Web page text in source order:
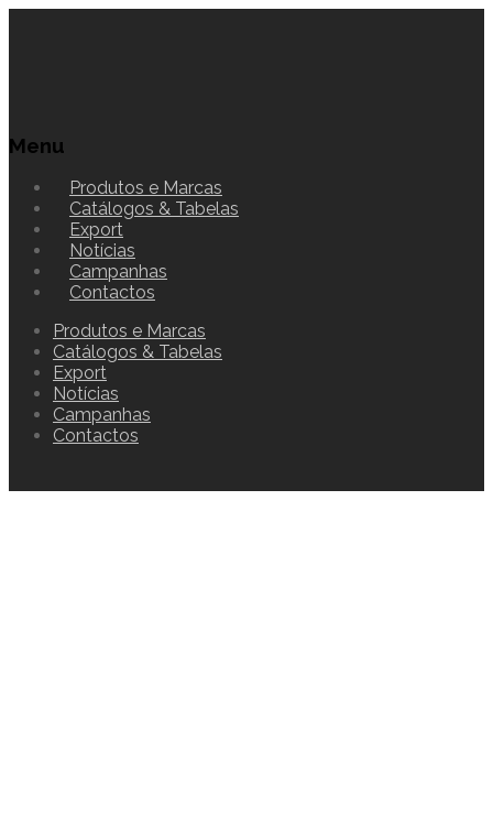
Menu
Produtos e Marcas
Catálogos & Tabelas
Export
Notícias
Campanhas
Contactos
Produtos e Marcas
Catálogos & Tabelas
Export
Notícias
Campanhas
Contactos